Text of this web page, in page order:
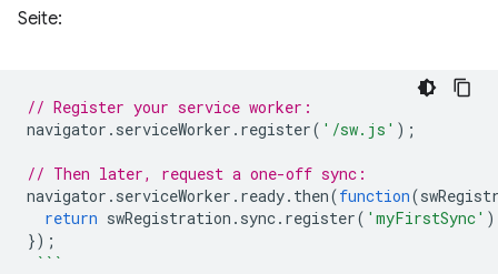
Seite:
// Register your service worker:
navigator . serviceWorker . register( '/sw.js' );
// Then later, request a one-off sync:
navigator . serviceWorker . ready. then(function(
return swRegistration . sync. register( 'myFirstSync'
});
```